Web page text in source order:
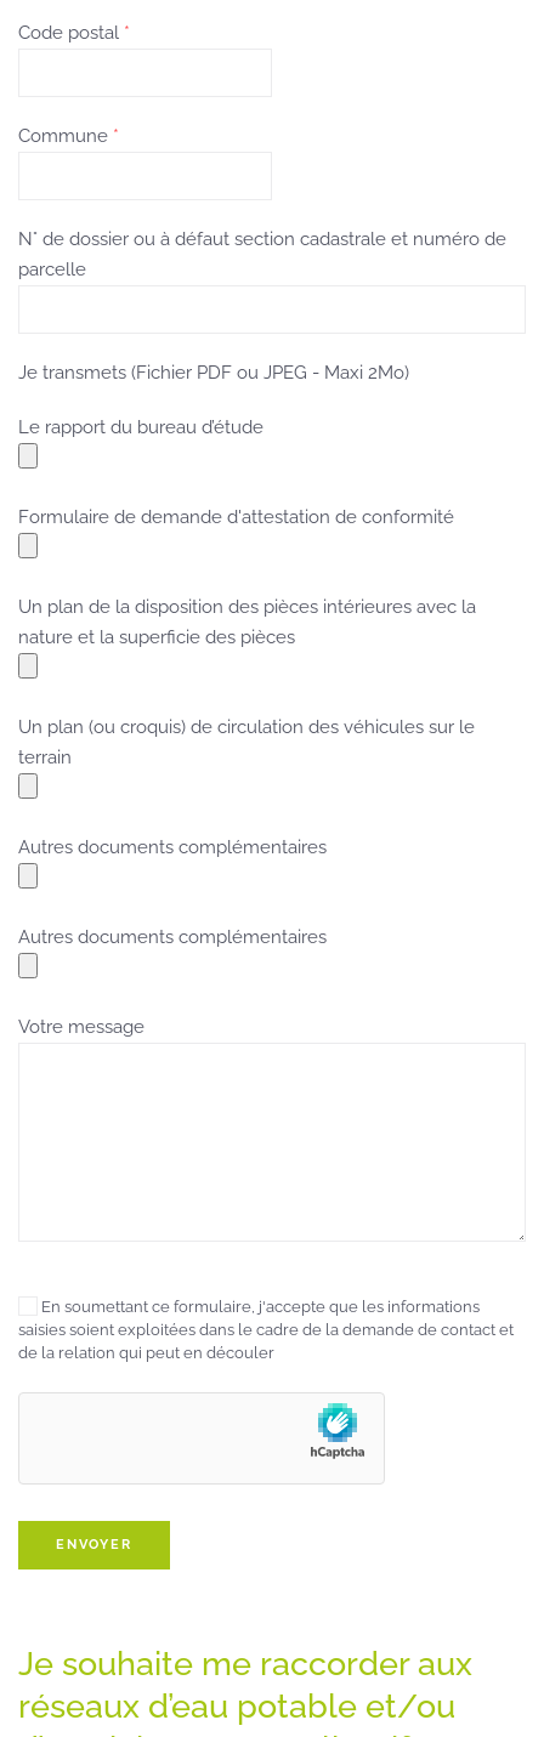
Code postal *
Commune *
N° de dossier ou à défaut section cadastrale et numéro de
parcelle
Je transmets (Fichier PDF ou JPEG - Maxi 2Mo)
Le rapport du bureau d’étude
Formulaire de demande d'attestation de conformité
Un plan de la disposition des pièces intérieures avec la
nature et la superficie des pièces
Un plan (ou croquis) de circulation des véhicules sur le
terrain
Autres documents complémentaires
Autres documents complémentaires
Votre message
En soumettant ce formulaire, j'accepte que les informations
saisies soient exploitées dans le cadre de la demande de contact et
de la relation qui peut en découler
Je souhaite me raccorder aux
réseaux d’eau potable et/ou